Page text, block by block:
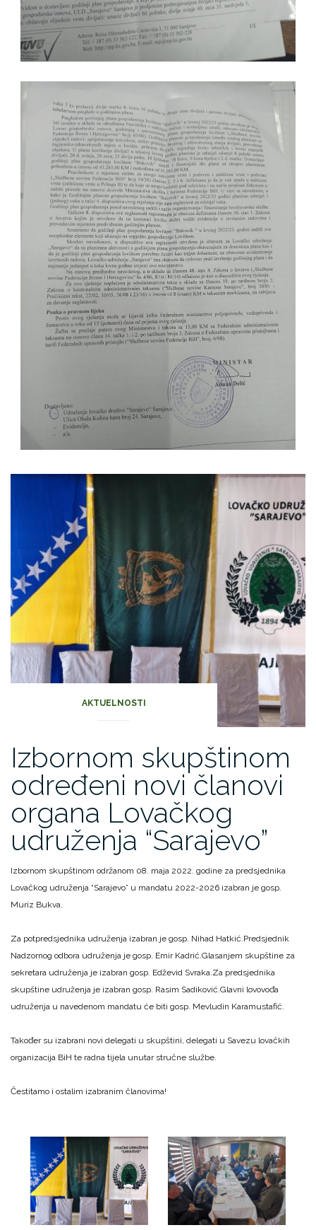
AKTUELNOSTI
Izbornom skupštinom
određeni novi članovi
organa Lovačkog
udruženja “Sarajevo”
Izbornom skupštinom održanom 08. maja 2022. godine za predsjednika
Lovačkog udruženja “Sarajevo” u mandatu 2022-2026 izabran je gosp.
Muriz Bukva.
Za potpredsjednika udruženja izabran je gosp. Nihad Hatkić.Predsjednik
Nadzornog odbora udruženja je gosp. Emir Kadrić.Glasanjem skupštine za
sekretara udruženja je izabran gosp. Edževid Svraka.Za predsjednika
skupštine udruženja je izabran gosp. Rasim Sadiković.Glavni lovovođa
udruženja u navedenom mandatu će biti gosp. Mevludin Karamustafić.
Također su izabrani novi delegati u skupštini, delegati u Savezu lovačkih
organizacija BiH te radna tijela unutar stručne službe.
Čestitamo i ostalim izabranim članovima!